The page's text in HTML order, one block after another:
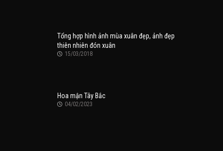
Tổng hợp hình ảnh mùa xuân đẹp, ảnh đẹp
thiên nhiên đón xuân
15/03/2018
Hoa mận Tây Bắc
04/02/2023